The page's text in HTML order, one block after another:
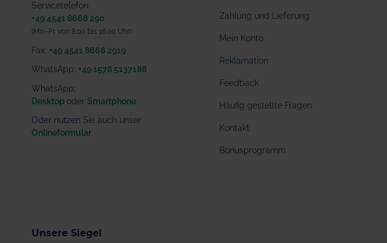
Servicetelefon:
+49 4541 8668 290
(Mo.-Fr. von 8.00 bis 16.00 Uhr)
Fax: +49 4541 8668 2919
WhatsApp: +49 1578 5137188
WhatsApp:
Desktop oder Smartphone
Oder nutzen Sie auch unser
Onlineformular
Zahlung und Lieferung
Mein Konto
Reklamation
Feedback
Häufig gestellte Fragen
Kontakt
Bonusprogramm
Unsere Siegel